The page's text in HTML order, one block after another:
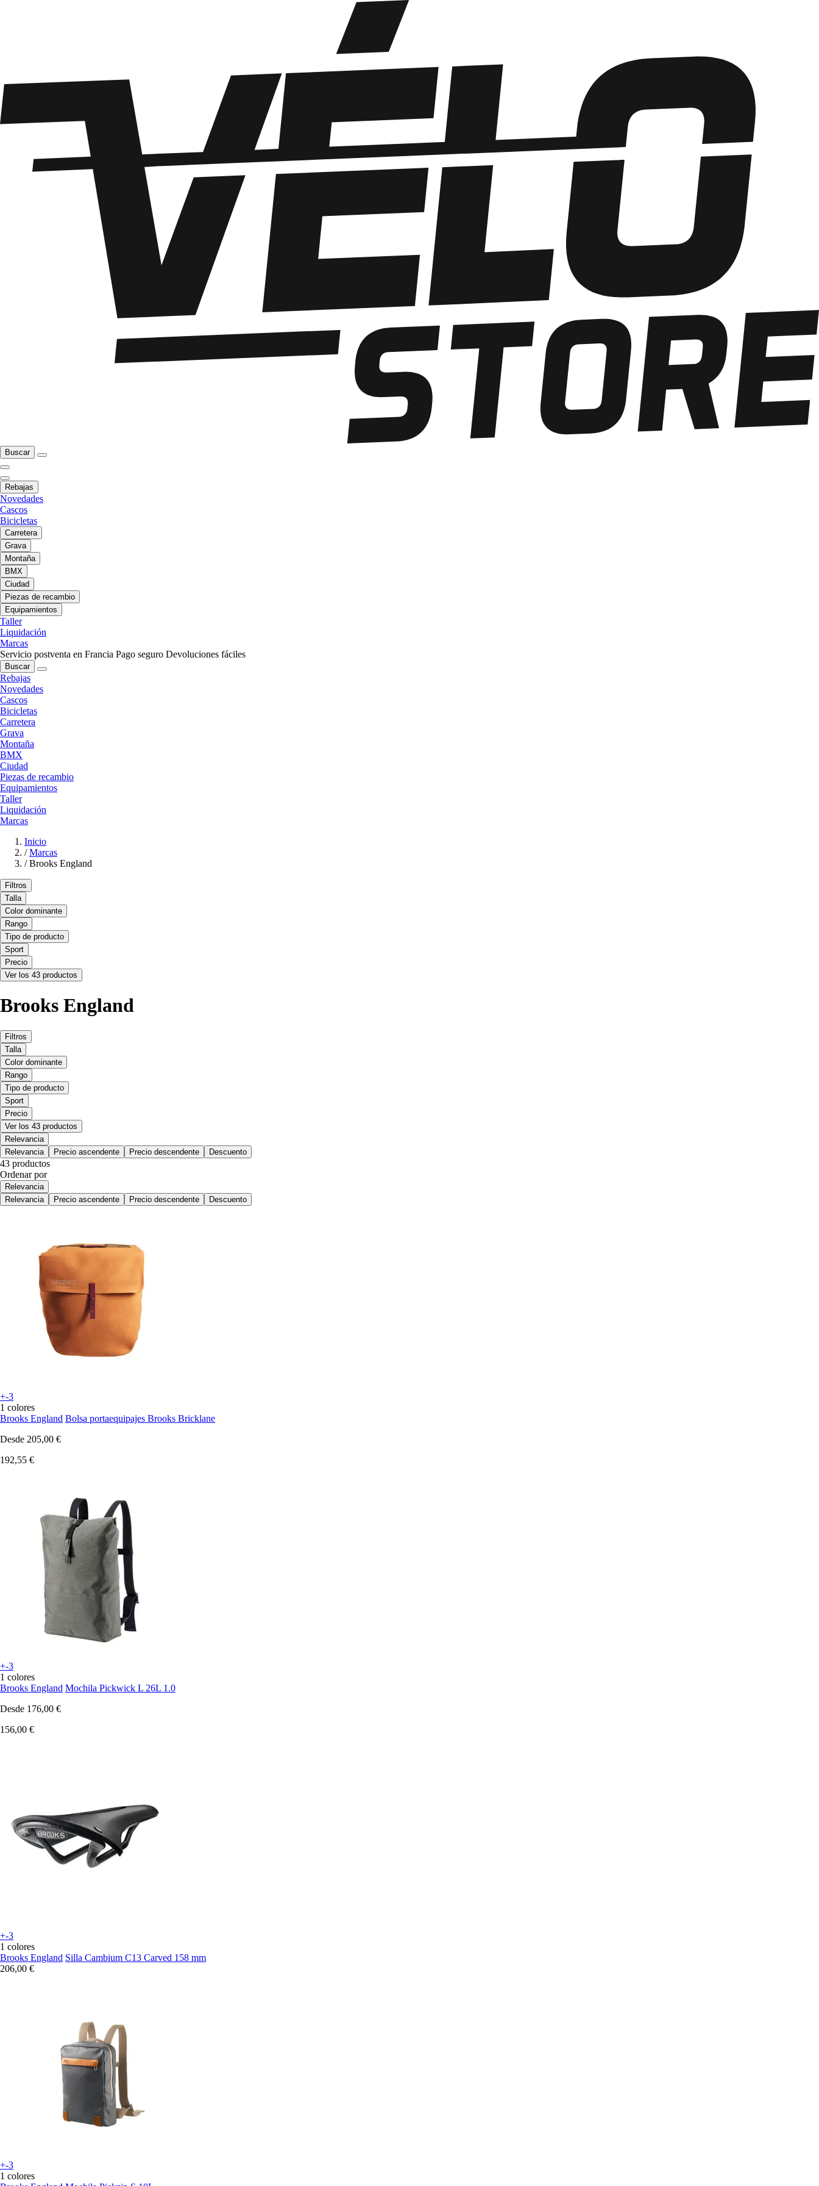
Buscar
Rebajas
Novedades
Cascos
Bicicletas
Carretera
Grava
Montaña
BMX
Ciudad
Piezas de recambio
Equipamientos
Taller
Liquidación
Marcas
Servicio postventa en Francia Pago seguro Devoluciones fáciles
Buscar
Rebajas
Novedades
Cascos
Bicicletas
Carretera
Grava
Montaña
BMX
Ciudad
Piezas de recambio
Equipamientos
Taller
Liquidación
Marcas
Inicio
/ Marcas
/ Brooks England
Filtros
Talla
Color dominante
Rango
Tipo de producto
Sport
Precio
Ver los 43 productos
Brooks England
Filtros
Talla
Color dominante
Rango
Tipo de producto
Sport
Precio
Ver los 43 productos
Relevancia
Relevancia
Precio ascendente Precio descendente Descuento
43 productos
Ordenar por
Relevancia
Relevancia
Precio ascendente Precio descendente Descuento
+-3
1 colores
Brooks England Bolsa portaequipajes Brooks Bricklane
Desde 205,00 €
192,55 €
+-3
1 colores
Brooks England Mochila Pickwick L 26L 1.0
Desde 176,00 €
156,00 €
+-3
1 colores
Brooks England Silla Cambium C13 Carved 158 mm
206,00 €
+-3
1 colores